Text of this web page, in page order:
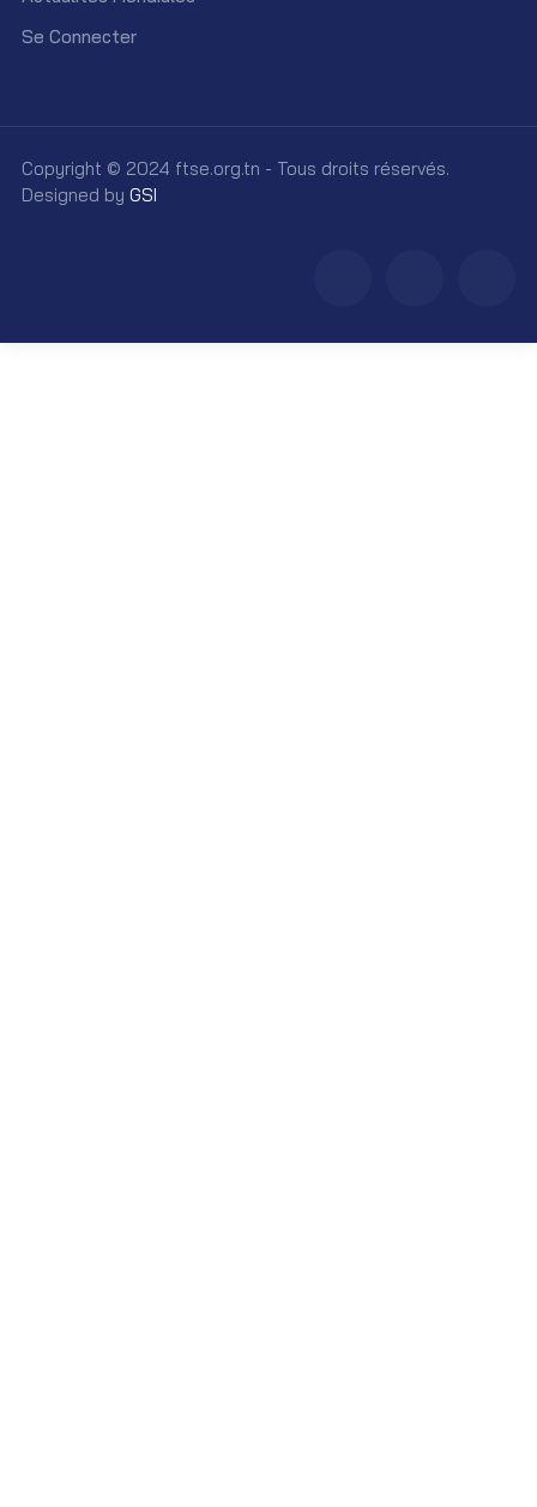
Se Connecter
Copyright © 2024 ftse.org.tn - Tous droits réservés.
Designed by GSI